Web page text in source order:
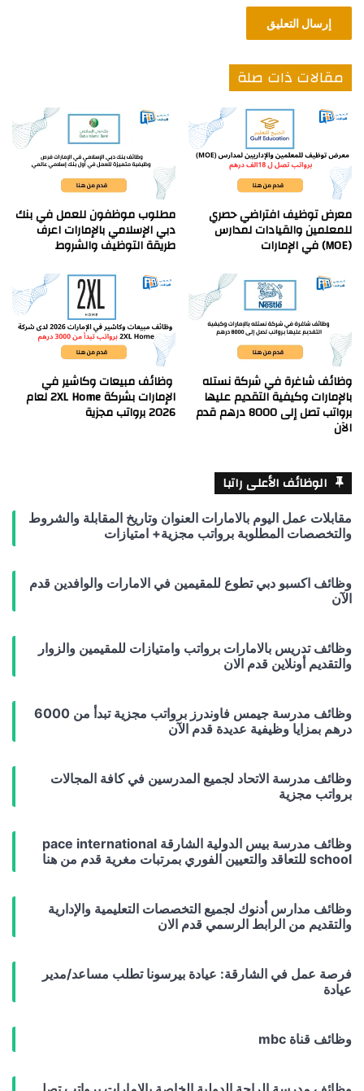
مقالات ذات صلة
معرض توظيف افتراضي حصري
للمعلمين والقيادات لمدارس
(MOE) في الإمارات
مطلوب موظفون للعمل في بنك
دبي الإسلامي بالإمارات اعرف
طريقة التوظيف والشروط
وظائف شاغرة في شركة نستله
بالإمارات وكيفية التقديم عليها
برواتب تصل إلى 8000 درهم قدم
الآن
وظائف مبيعات وكاشير في
الإمارات بشركة 2XL Home لعام
2026 برواتب مجزية
الوظائف الأعلى راتبا
مقابلات عمل اليوم بالامارات العنوان وتاريخ المقابلة والشروط
والتخصصات المطلوبة برواتب مجزية+ امتيازات
وظائف اكسبو دبي تطوع للمقيمين في الامارات والوافدين قدم
الآن
وظائف تدريس بالامارات برواتب وامتيازات للمقيمين والزوار
والتقديم أونلاين قدم الان
وظائف مدرسة جيمس فاوندرز برواتب مجزية تبدأ من 6000
درهم بمزايا وظيفية عديدة قدم الآن
وظائف مدرسة الاتحاد لجميع المدرسين في كافة المجالات
برواتب مجزية
وظائف مدرسة بيس الدولية الشارقة pace international
school للتعاقد والتعيين الفوري بمرتبات مغرية قدم من هنا
وظائف مدارس أدنوك لجميع التخصصات التعليمية والإدارية
والتقديم من الرابط الرسمي قدم الان
فرصة عمل في الشارقة: عيادة بيرسونا تطلب مساعد/مدير
عيادة
وظائف قناة mbc